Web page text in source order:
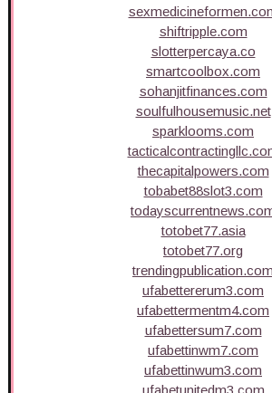
shiftripple.com
slotterpercaya.co
smartcoolbox.com
sohanjitfinances.com
soulfulhousemusic.net
sparklooms.com
thecapitalpowers.com
tobabet88slot3.com
totobet77.asia
totobet77.org
trendingpublication.com
ufabettererum3.com
ufabettermentm4.com
ufabettersum7.com
ufabettinwm7.com
ufabettinwum3.com
ufabetunitedm3.com